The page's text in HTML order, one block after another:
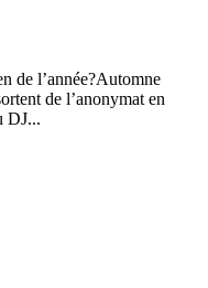
de l’année?Automne
de l’anonymat en
DJ...